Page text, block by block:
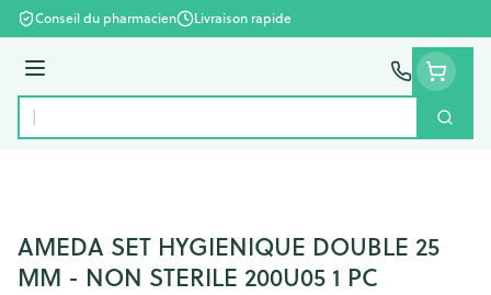
Aller au contenu
Conseil du pharmacien Livraison rapide
Menu
Rechercher
AMEDA SET HYGIENIQUE DOUBLE 25
MM - NON STERILE 200U05 1 PC